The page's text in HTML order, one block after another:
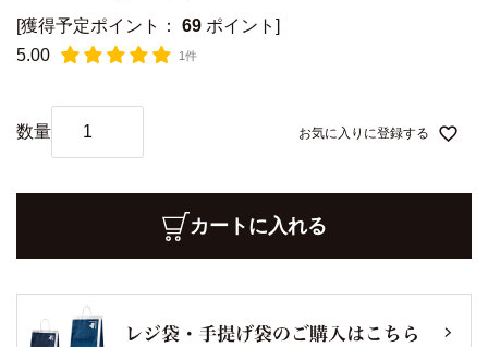
[獲得予定ポイント： 69 ポイント]
5.00
1件
お気に入りに登録する
カートに入れる